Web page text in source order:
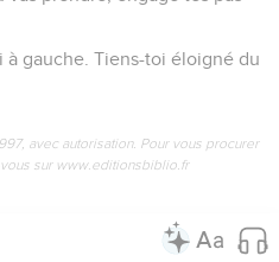
à gauche. Tiens-toi éloigné du
avec autorisation. Pour vous procurer
sur www.editionsbiblio.fr